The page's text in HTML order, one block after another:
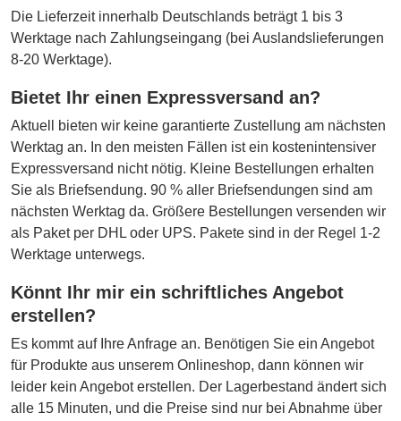
Die Lieferzeit innerhalb Deutschlands beträgt 1 bis 3
Werktage nach Zahlungseingang (bei Auslandslieferungen
8-20 Werktage).
Bietet Ihr einen Expressversand an?
Aktuell bieten wir keine garantierte Zustellung am nächsten
Werktag an. In den meisten Fällen ist ein kostenintensiver
Expressversand nicht nötig. Kleine Bestellungen erhalten
Sie als Briefsendung. 90 % aller Briefsendungen sind am
nächsten Werktag da. Größere Bestellungen versenden wir
als Paket per DHL oder UPS. Pakete sind in der Regel 1-2
Werktage unterwegs.
Könnt Ihr mir ein schriftliches Angebot
erstellen?
Es kommt auf Ihre Anfrage an. Benötigen Sie ein Angebot
für Produkte aus unserem Onlineshop, dann können wir
leider kein Angebot erstellen. Der Lagerbestand ändert sich
alle 15 Minuten, und die Preise sind nur bei Abnahme über